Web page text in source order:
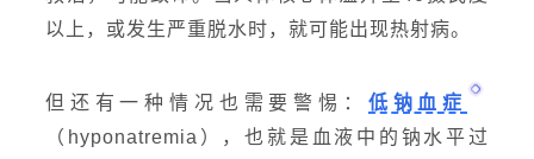
以上，或发生严重脱水时，就可能出现热射病。
但还有一种情况也需要警惕： 低钠血症
（hyponatremia），也就是血液中的钠水平过